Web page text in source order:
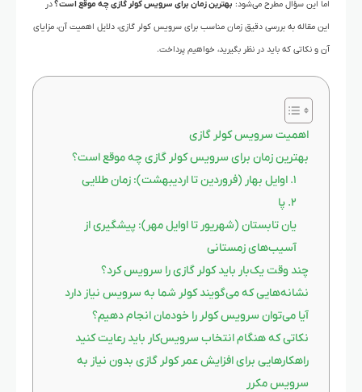
اما این سؤال مطرح می‌شود: بهترین زمان برای سرویس کولر گازی چه موقع است؟در
این مقاله به بررسی دقیق زمان مناسب برای سرویس کولر گازی، دلایل اهمیت آن، مزایای
آن و نکاتی که باید در نظر بگیرید، خواهیم پرداخت.
اهمیت سرویس کولر گازی
بهترین زمان برای سرویس کولر گازی چه موقع است؟
۱. اوایل بهار (فروردین تا اردیبهشت): زمان طلایی
۲. پا
یان تابستان (شهریور تا اوایل مهر): پیشگیری از
آسیب‌های زمستانی
چند وقت یک‌بار باید کولر گازی را سرویس کرد؟
نشانه‌هایی که می‌گویند کولر شما به سرویس نیاز دارد
آیا می‌توان سرویس کولر را خودمان انجام دهیم؟
نکاتی که هنگام انتخاب سرویس‌کار باید رعایت کنید
راهکارهایی برای افزایش عمر کولر گازی بدون نیاز به
سرویس مکرر